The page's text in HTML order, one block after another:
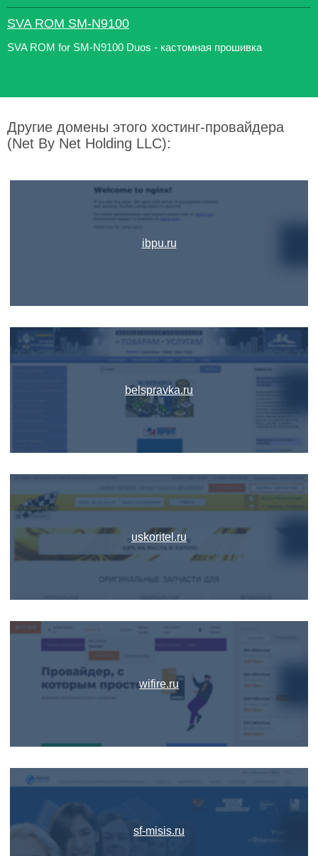
SVA ROM SM-N9100
SVA ROM for SM-N9100 Duos - кастомная прошивка
Другие домены этого хостинг-провайдера
(Net By Net Holding LLC):
ibpu.ru
belspravka.ru
uskoritel.ru
wifire.ru
sf-misis.ru